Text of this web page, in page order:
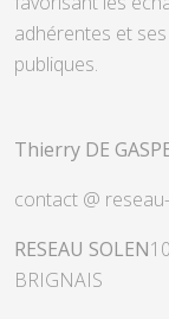
adhérentes et
publiques.
Thierry DE
contact @
RESEAU SOLEN
BRIGNAIS